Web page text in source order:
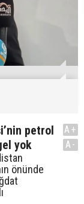
petrol
yok
önünde
A+
A-